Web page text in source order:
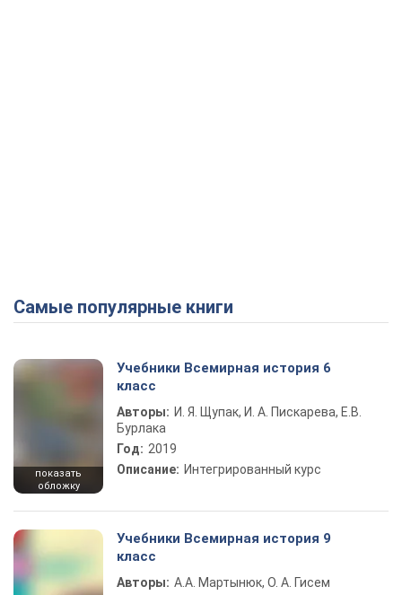
Самые популярные книги
показать
обложку
Учебники Всемирная история 6
класс
Авторы: И. Я. Щупак, И. А. Пискарева, Е.В.
Бурлака
Год: 2019
Описание: Интегрированный курс
Учебники Всемирная история 9
класс
Авторы: А.А. Мартынюк, О. А. Гисем